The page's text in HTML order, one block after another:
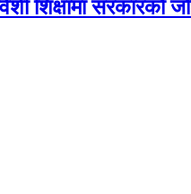
शिक्षामा सरकारको